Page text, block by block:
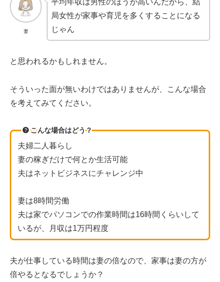
妻
局女性が家事や育児を多くすることになる
じゃん
と思われるかもしれません。
そういった面が無いわけではありませんが、こんな場合
を考えてみてください。
こんな場合はどう？
夫婦二人暮らし
妻の稼ぎだけで何とか生活可能
夫はネットビジネスにチャレンジ中
妻は8時間労働
夫は家でパソコンでの作業時間は16時間くらいして
いるが、月収は1万円程度
夫が仕事している時間は妻の倍なので、家事は妻の方が
倍やるとなるでしょうか？